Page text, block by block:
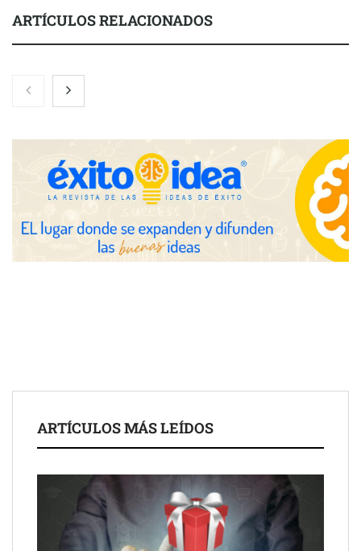
ARTÍCULOS RELACIONADOS
El 82% de empresas industriales no encuentra personal
disponible: 100.000€ para formar nuevos profesionales
Nicols presenta seis modelos de anillos de compromiso para el
eclipse solar del 12 de agosto
Zoomex mejora su Strategy Center con herramientas
avanzadas para trading estratégico
ARTÍCULOS MÁS LEÍDOS